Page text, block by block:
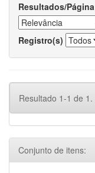
Resultados/Página
Registro(s)
Resultado 1-1 de 1.
Conjunto de itens: